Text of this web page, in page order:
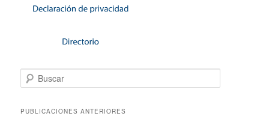
Buscar
PUBLICACIONES ANTERIORES